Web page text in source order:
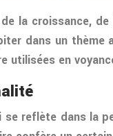
la croissance,
dans un
en
reflète dans